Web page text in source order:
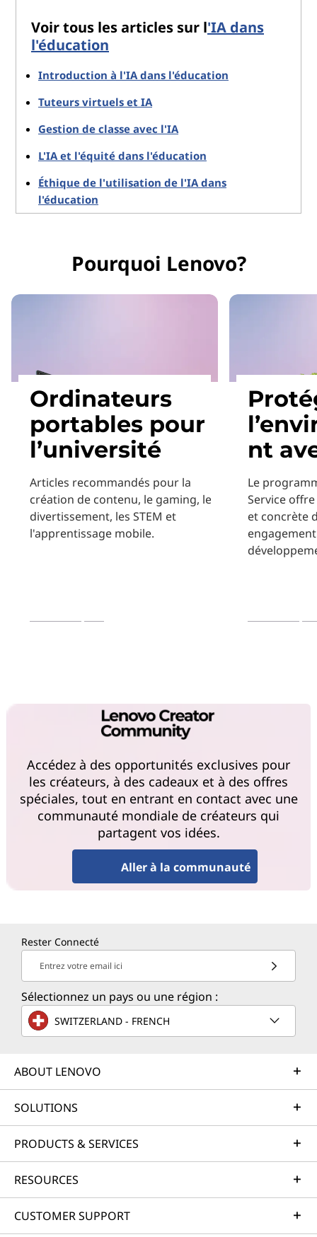
Voir tous les articles sur l'IA dans
l'éducation
Introduction à l'IA dans l'éducation
Tuteurs virtuels et IA
Gestion de classe avec l'IA
L'IA et l'équité dans l'éducation
Éthique de l'utilisation de l'IA dans
l'éducation
Pourquoi Lenovo?
Ordinateurs
portables pour
l’université
Articles recommandés pour la
création de contenu, le gaming, le
divertissement, les STEM et
l'apprentissage mobile.
nt
Le
Service
et concrète
Accédez à des opportunités exclusives pour
les créateurs, à des cadeaux et à des offres
spéciales, tout en entrant en contact avec une
communauté mondiale de créateurs qui
partagent vos idées.
Aller à la communauté
Rester Connecté
Entrez votre email ici
Sélectionnez un pays ou une région :
SWITZERLAND - FRENCH
ABOUT LENOVO
SOLUTIONS
PRODUCTS & SERVICES
RESOURCES
CUSTOMER SUPPORT